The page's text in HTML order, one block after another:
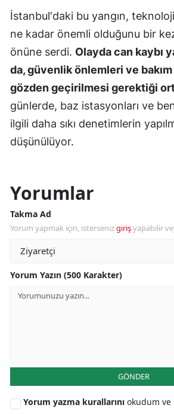
İstanbul'daki bu yangın,
ne kadar önemli olduğunu bir
önüne serdi. Olayda can kaybı
da, güvenlik önlemleri ve
gözden geçirilmesi gerektiği
günlerde, baz istasyonları ve
ilgili daha sıkı denetimlerin
düşünülüyor.
Yorumlar
Takma Ad
Yorum yapmak için, istersenizgirişyapabilir
Yorum Yazın (500 Karakter)
GÖNDER
Yorum yazma kurallarını okudum